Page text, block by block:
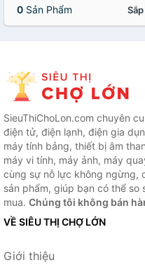
0 Sản Phẩm
SieuThiChoLon.com chuyên
điện tử, điện lạnh, điện gia
máy tính bảng, thiết bị âm
máy vi tính, máy ảnh, máy
cùng sự nỗ lực không ngừng,
sản phẩm, giúp bạn có thể
mua. Chúng tôi không bán
VỀ SIÊU THỊ CHỢ LỚN
Giới thiệu